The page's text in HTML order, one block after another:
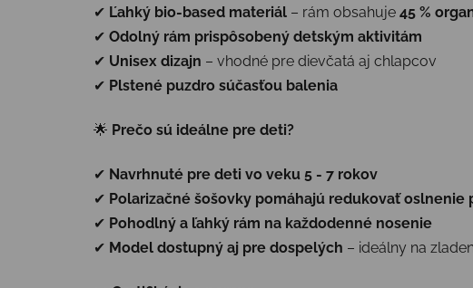
✔ Ľahký bio-based materiál – rám obsahuje 45 %
✔ Odolný rám prispôsobený detským aktivitám
✔ Unisex dizajn – vhodné pre dievčatá aj chlapcov
✔ Plstené puzdro súčasťou balenia
🌟 Prečo sú ideálne pre deti?
✔ Navrhnuté pre deti vo veku 5 - 7 rokov
✔ Polarizačné šošovky pomáhajú redukovať oslnenie
✔ Pohodlný a ľahký rám na každodenné nosenie
✔ Model dostupný aj pre dospelých – ideálny na